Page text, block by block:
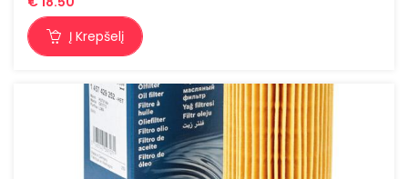
Į Krepšelį